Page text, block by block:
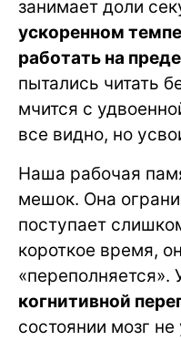
занимает доли
ускоренном
работать на
пытались читать
мчится с
все видно, но
Наша рабочая
мешок. Она
поступает
короткое время,
«переполняется».
когнитивной
состоянии мозг